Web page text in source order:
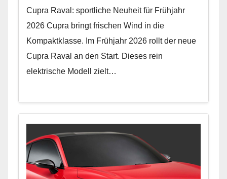
Cupra Raval: sportliche Neuheit für Frühjahr
2026 Cupra bringt frischen Wind in die
Kompaktklasse. Im Frühjahr 2026 rollt der neue
Cupra Raval an den Start. Dieses rein
elektrische Modell zielt…